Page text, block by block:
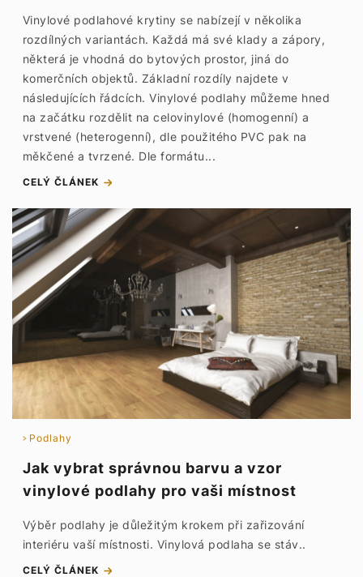
Vinylové podlahové krytiny se nabízejí v několika
rozdílných variantách. Každá má své klady a zápory,
některá je vhodná do bytových prostor, jiná do
komerčních objektů. Základní rozdíly najdete v
následujících řádcích. Vinylové podlahy můžeme hned
na začátku rozdělit na celovinylové (homogenní) a
vrstvené (heterogenní), dle použitého PVC pak na
měkčené a tvrzené. Dle formátu...
CELÝ ČLÁNEK
Podlahy
Jak vybrat správnou barvu a vzor
vinylové podlahy pro vaši místnost
Výběr podlahy je důležitým krokem při zařizování
interiéru vaší místnosti. Vinylová podlaha se stáv..
CELÝ ČLÁNEK